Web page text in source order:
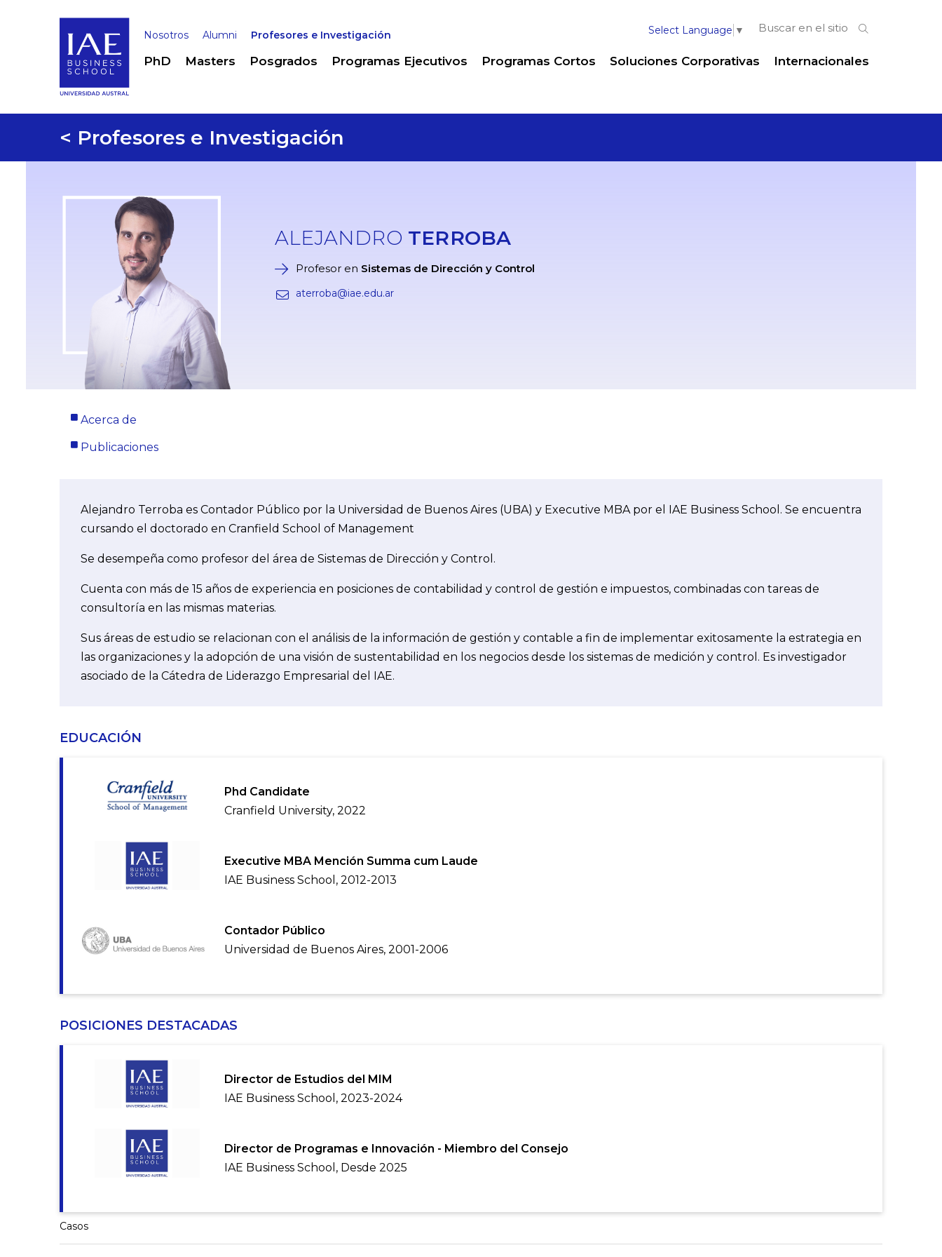
Select Language ▼
Nosotros Alumni Profesores e Investigación
PhD Masters Posgrados Programas Ejecutivos Programas Cortos Soluciones Corporativas Internacionales
< Profesores e Investigación
ALEJANDRO TERROBA
Profesor en Sistemas de Dirección y Control
aterroba@iae.edu.ar
Acerca de
Publicaciones
Alejandro Terroba es Contador Público por la Universidad de Buenos Aires (UBA) y Executive MBA por el IAE Business School. Se encuentra
cursando el doctorado en Cranfield School of Management
Se desempeña como profesor del área de Sistemas de Dirección y Control.
Cuenta con más de 15 años de experiencia en posiciones de contabilidad y control de gestión e impuestos, combinadas con tareas de
consultoría en las mismas materias.
Sus áreas de estudio se relacionan con el análisis de la información de gestión y contable a fin de implementar exitosamente la estrategia en
las organizaciones y la adopción de una visión de sustentabilidad en los negocios desde los sistemas de medición y control. Es investigador
asociado de la Cátedra de Liderazgo Empresarial del IAE.
EDUCACIÓN
Phd Candidate
Cranfield University, 2022
Executive MBA Mención Summa cum Laude
IAE Business School, 2012-2013
Contador Público
Universidad de Buenos Aires, 2001-2006
POSICIONES DESTACADAS
Director de Estudios del MIM
IAE Business School, 2023-2024
Director de Programas e Innovación - Miembro del Consejo
IAE Business School, Desde 2025
Casos